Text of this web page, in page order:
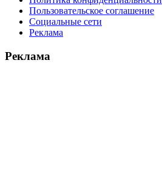
Пользовательское соглашение
Социальные сети
Реклама
Реклама